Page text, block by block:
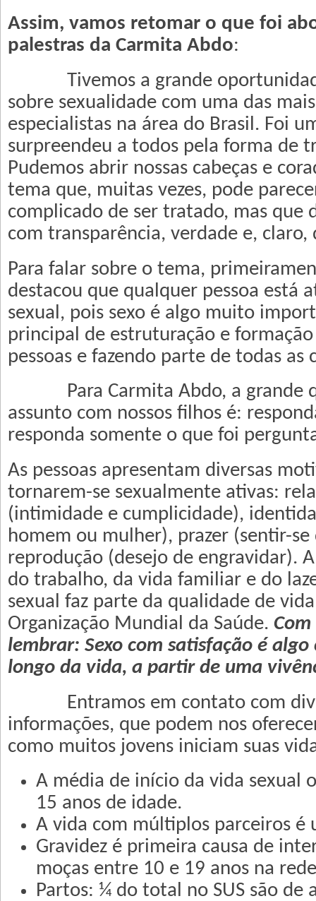
Assim, vamos retomar o que foi
palestras da Carmita Abdo:
Tivemos a grande
sobre sexualidade com uma das
especialistas na área do Brasil. Foi
surpreendeu a todos pela forma de
Pudemos abrir nossas cabeças e
tema que, muitas vezes, pode
complicado de ser tratado, mas que
com transparência, verdade e, claro,
Para falar sobre o tema,
destacou que qualquer pessoa está
sexual, pois sexo é algo muito
principal de estruturação e
pessoas e fazendo parte de todas as
Para Carmita Abdo, a grande
assunto com nossos filhos é:
responda somente o que foi
As pessoas apresentam diversas
tornarem-se sexualmente ativas:
(intimidade e cumplicidade),
homem ou mulher), prazer (sentir-se
reprodução (desejo de engravidar).
do trabalho, da vida familiar e do
sexual faz parte da qualidade de
Organização Mundial da Saúde.
lembrar: Sexo com satisfação é
longo da vida, a partir de uma
Entramos em contato com
informações, que podem nos
como muitos jovens iniciam suas
A média de início da vida sexual
15 anos de idade.
A vida com múltiplos parceiros é
Gravidez é primeira causa de
moças entre 10 e 19 anos na rede
Partos: ¼ do total no SUS são de